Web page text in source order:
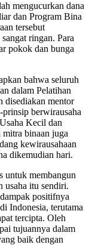
mengucurkan dana
dan Program Bina
tersebut
ringan. Para
pokok dan bunga
bahwa seluruh
dalam Pelatihan
disediakan mentor
berwirausaha
Kecil dan
binaan juga
kewirausahaan
dikemudian hari.
untuk membangun
usaha itu sendiri.
positifnya
Indonesia, terutama
tercipta. Oleh
tujuannya dalam
baik dengan